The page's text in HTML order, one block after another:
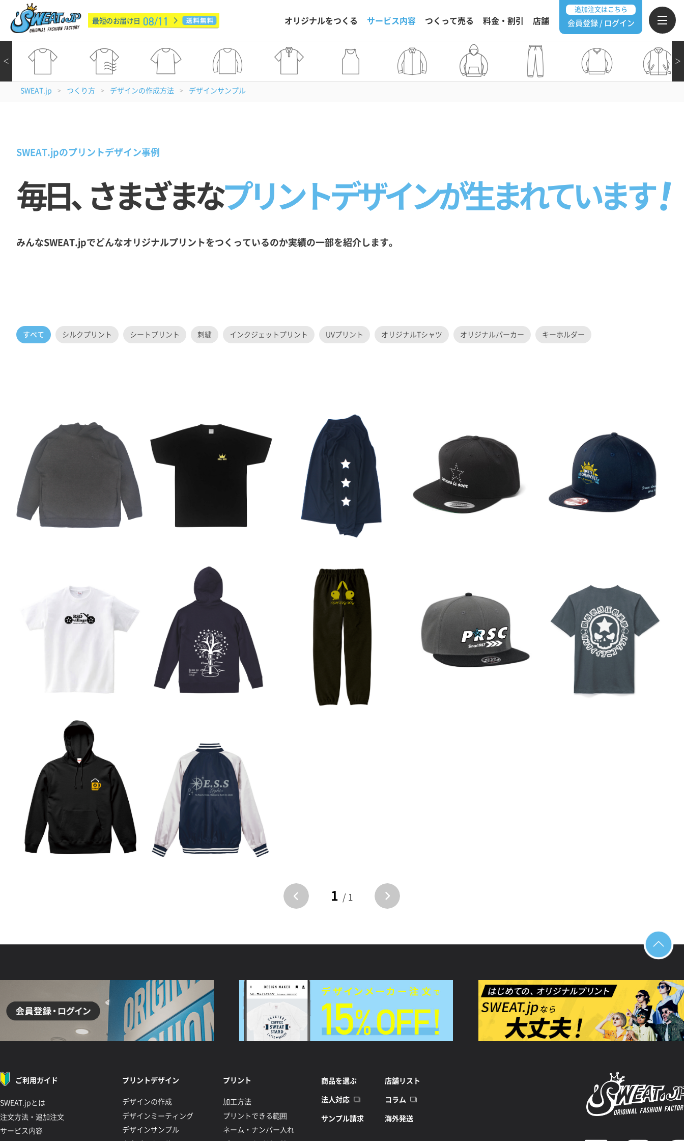
最短のお届け日 08/11 オリジナルをつくる サービス内容 つくって売る 料金・割引 店舗
追加注文はこちら
会員登録 / ログイン
＞
＜
SWEAT.jp > つくり方 > デザインの作成方法 > デザインサンプル
SWEAT.jpのプリントデザイン事例
毎日、 さまざまなプリントデザインが生まれています
みんなSWEAT.jpでどんなオリジナルプリントをつくっているのか実績の一部を紹介します。
すべて シルクプリント シートプリント 刺繍 インクジェットプリント UVプリント オリジナルTシャツ オリジナルパーカー キーホルダー
1 / 1
ご利用ガイド
SWEAT.jpとは
注文方法・追加注文
サービス内容
プリントデザイン
デザインの作成
デザインミーティング
デザインサンプル
プリント
加工方法
プリントできる範囲
ネーム・ナンバー入れ
商品を選ぶ
法人対応
サンプル請求
店舗リスト
コラム
海外発送